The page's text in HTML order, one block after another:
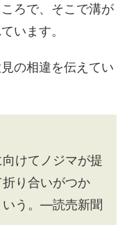
ろで、そこで溝が
います。
の相違を伝えてい
けてノジマが提
り合いがつか
いう。―読売新聞